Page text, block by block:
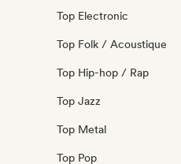
Top Electronic
Top Folk / Acoustique
Top Hip-hop / Rap
Top Jazz
Top Metal
Top Pop